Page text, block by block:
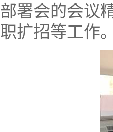
部署会的会议
职扩招等工作